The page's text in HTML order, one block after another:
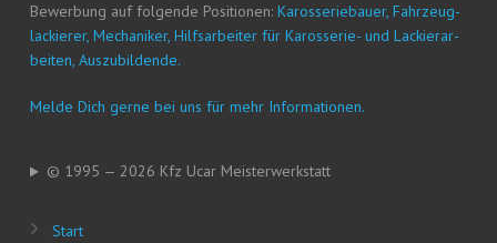
Bewer­bung auf fol­gen­de Posi­tio­nen: Karos­se­rie­bau­er, Fahr­zeug­
la­ckie­rer, Mecha­ni­ker, Hilfs­ar­bei­ter für Karos­se­rie- und Lackier­ar­
bei­ten, Auszubildende.
Mel­de Dich ger­ne bei uns für mehr Informationen.
© 1995 — 2026 Kfz Ucar Meisterwerkstatt
Start